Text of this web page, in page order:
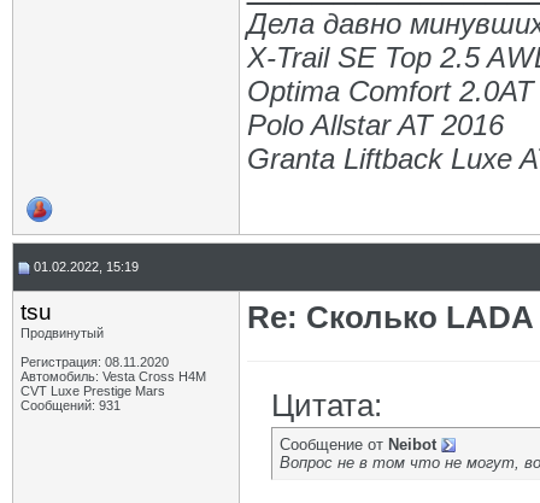
Дела давно
X-Trail SE Top 2.5
Optima Comfort
Polo Allstar AT 2016
Granta Liftback Luxe
01.02.2022, 15:19
tsu
Продвинутый
Регистрация: 08.11.2020
Автомобиль: Vesta Cross H4M
CVT Luxe Prestige Mars
Сообщений: 931
Re: Сколько
Цитата:
Сообщение от Neibot
Вопрос не в том что не могут,